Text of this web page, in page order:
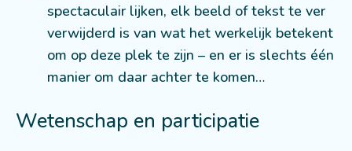
spectaculair lijken, elk beeld of tekst te ver
verwijderd is van wat het werkelijk betekent
om op deze plek te zijn – en er is slechts één
manier om daar achter te komen…
Wetenschap en participatie